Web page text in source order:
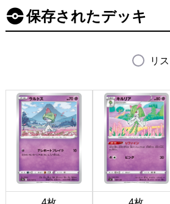
保存されたデッキ
リ